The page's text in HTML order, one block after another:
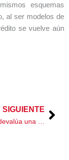
esquemas
al ser modelos de
se vuelve aún
SIGUIENTE